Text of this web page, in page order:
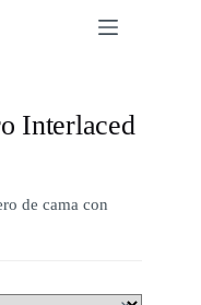
Interlaced
de cama con